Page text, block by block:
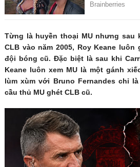
Từng là huyền thoại MU nhưng sau
CLB vào năm 2005, Roy Keane
đội bóng cũ. Đặc biệt là sau khi
Keane luôn xem MU là một gánh
lùm xùm với Bruno Fernandes chỉ
cầu thủ MU ghét CLB cũ.